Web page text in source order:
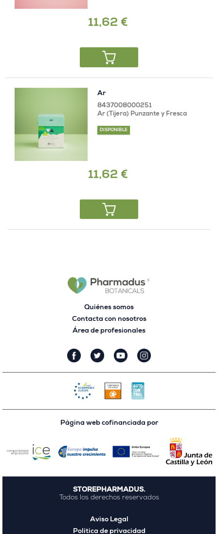
11,62 €
Ar
8437008000251
Ar (Tijera) Punzante y Fresca
DISPONIBLE
11,62 €
Quiénes somos
Contacta con nosotros
Área de profesionales
Página web cofinanciada por
STOREPHARMADUS.
Todos los derechos reservados
Aviso Legal
Política de privacidad